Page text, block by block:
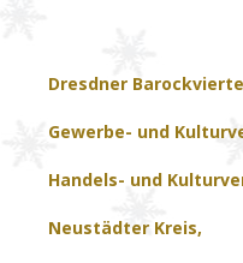
Dresdner
Gewerbe- und
Handels- und
Neustädter Kreis,